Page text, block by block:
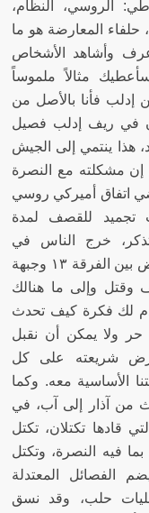
:
الروسي، النظام،
المعارضة هو ما
وأشاهد الأشخاص
سأعطيك مثالاً ملموساً
إدلب فأنا بالأصل من
في ريف إدلب فصيل
أحمد سعود، هذا ينتمي إلى الجيش
إن مشكلته مع النصرة
اتفاق أميركي روسي
تجميد للقصف لمدة
تذكر، خرج الناس في
مظاهرات حينذاك، وحدث صدام على الأرض بين الفرقة ١٣ وجبهة
وإلى ما هنالك
لك فكرة كيف تحدث
الفرقة ١٣ أننا جيش حر ولا يمكن أن نقبل
شريعته على كل
الأساسية معه. وكما
في آب ٢٠١٦، نتحدث من آذار إلى آب، في
قادها تكتلان، تكتل
فيه النصرة، وتكتل
الفصائل المعتدلة
عمليات حلب، وقد نسق